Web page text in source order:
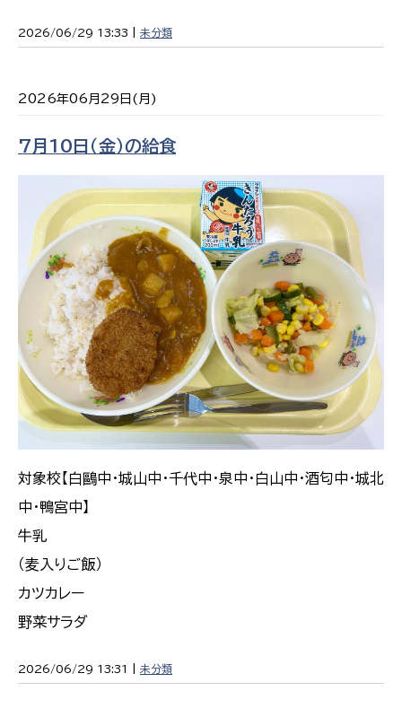
2026/06/29 13:33 | 未分類
2026年06月29日(月)
7月10日（金）の給食
対象校【白鷗中・城山中・千代中・泉中・白山中・酒匂中・城北
中・鴨宮中】
牛乳
（麦入りご飯）
カツカレー
野菜サラダ
2026/06/29 13:31 | 未分類